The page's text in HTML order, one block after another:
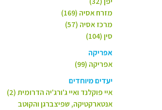
מזרח אסיה (169)
מרכז אסיה (57)
סין (104)
אפריקה
אפריקה (99)
יעדים מיוחדים
איי פוקלנד ואיי ג'ורג'יה הדרומית (2)
אנטארקטיקה, שפיצברגן והקוטב